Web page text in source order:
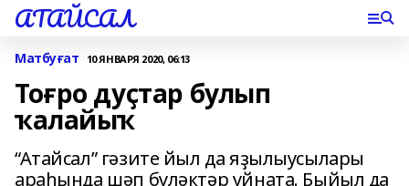
АТАЙСАЛ
Матбуғат 10 ЯНВАРЯ 2020, 06:13
Тоғро дуҫтар булып
ҡалайыҡ
“Атайсал” гәзите йыл да яҙылыусылары
араһында шәп бүләктәр уйната. Быйыл да